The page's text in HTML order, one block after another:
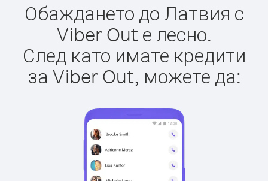
Обаждането до Латвия с
Viber Out е лесно.
След като имате кредити
за Viber Out, можете да: